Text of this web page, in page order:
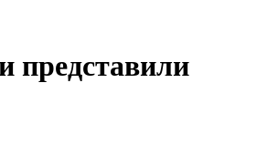
представили